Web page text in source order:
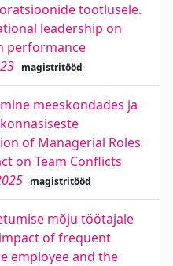
tootlusele.
leadership on
performance
magistritööd
meeskondades ja
of Managerial Roles
on Team Conflicts
magistritööd
mõju töötajale
of frequent
employee and the